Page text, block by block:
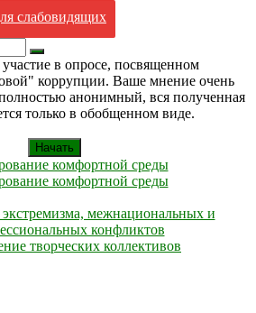
слабовидящих
Искатьв опросе, посвященном
коррупции. Ваше мнение очень
анонимный, вся полученная
только в обобщенном виде.
Начать